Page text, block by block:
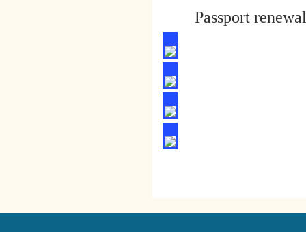
Passport